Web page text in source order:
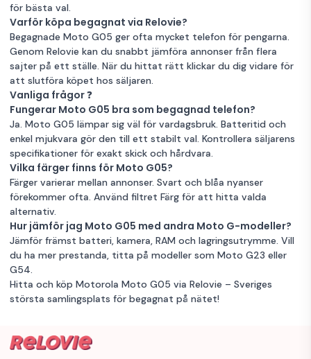
för bästa val.
Varför köpa begagnat via Relovie?
Begagnade Moto G05 ger ofta mycket telefon för pengarna.
Genom Relovie kan du snabbt jämföra annonser från flera
sajter på ett ställe. När du hittat rätt klickar du dig vidare för
att slutföra köpet hos säljaren.
Vanliga frågor ❓
Fungerar Moto G05 bra som begagnad telefon?
Ja. Moto G05 lämpar sig väl för vardagsbruk. Batteritid och
enkel mjukvara gör den till ett stabilt val. Kontrollera säljarens
specifikationer för exakt skick och hårdvara.
Vilka färger finns för Moto G05?
Färger varierar mellan annonser. Svart och blåa nyanser
förekommer ofta. Använd filtret Färg för att hitta valda
alternativ.
Hur jämför jag Moto G05 med andra Moto G-modeller?
Jämför främst batteri, kamera, RAM och lagringsutrymme. Vill
du ha mer prestanda, titta på modeller som Moto G23 eller
G54.
Hitta och köp Motorola Moto G05 via Relovie – Sveriges
största samlingsplats för begagnat på nätet!